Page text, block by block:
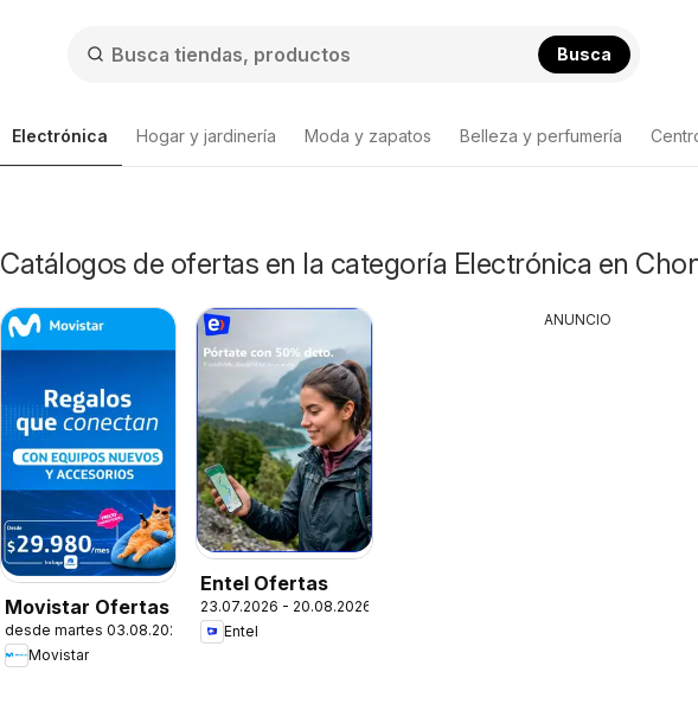
Busca
Electrónica Hogar y jardinería Moda y zapatos Belleza y perfumería
Catálogos de ofertas en la categoría Electrónica en
Movistar Ofertas
desde martes 03.08.2026
Movistar
Entel Ofertas
23.07.2026 - 20.08.2026
Entel
ANUNCIO